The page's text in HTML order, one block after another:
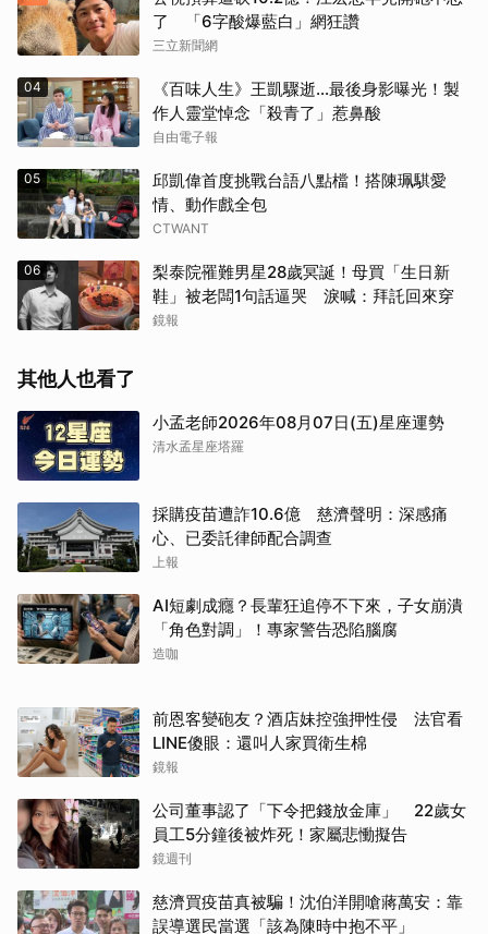
了 「6字酸爆藍白」網狂讚
三立新聞網
04
《百味人生》王凱驟逝…最後身影曝光！製
作人靈堂悼念「殺青了」惹鼻酸
自由電子報
05
邱凱偉首度挑戰台語八點檔！搭陳珮騏愛
情、動作戲全包
CTWANT
06
梨泰院罹難男星28歲冥誕！母買「生日新
鞋」被老闆1句話逼哭 淚喊：拜託回來穿
鏡報
其他人也看了
小孟老師2026年08月07日(五)星座運勢
清水孟星座塔羅
採購疫苗遭詐10.6億 慈濟聲明：深感痛
心、已委託律師配合調查
上報
AI短劇成癮？長輩狂追停不下來，子女崩潰
「角色對調」！專家警告恐陷腦腐
造咖
前恩客變砲友？酒店妹控強押性侵 法官看
LINE傻眼：還叫人家買衛生棉
鏡報
公司董事認了「下令把錢放金庫」 22歲女
員工5分鐘後被炸死！家屬悲慟擬告
鏡週刊
慈濟買疫苗真被騙！沈伯洋開嗆蔣萬安：靠
誤導選民當選「該為陳時中抱不平」